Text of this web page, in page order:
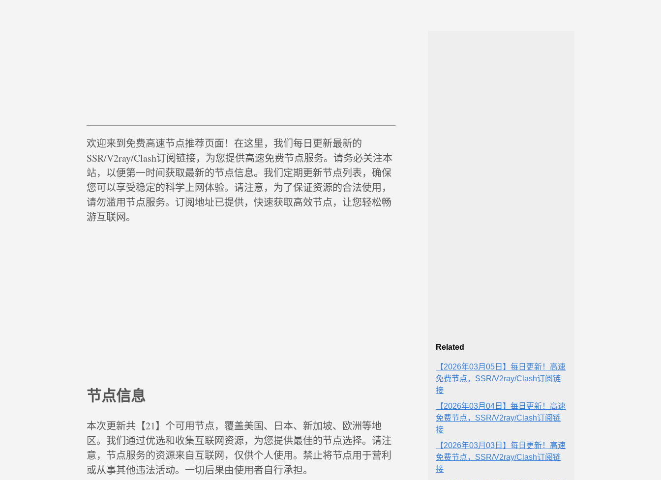
欢迎来到免费高速节点推荐页面！在这里，我们每日更新最新的
SSR/V2ray/Clash订阅链接，为您提供高速免费节点服务。请务必关注本
站，以便第一时间获取最新的节点信息。我们定期更新节点列表，确保
您可以享受稳定的科学上网体验。请注意，为了保证资源的合法使用，
请勿滥用节点服务。订阅地址已提供，快速获取高效节点，让您轻松畅
游互联网。
节点信息
本次更新共【21】个可用节点，覆盖美国、日本、新加坡、欧洲等地
区。我们通过优选和收集互联网资源，为您提供最佳的节点选择。请注
意，节点服务的资源来自互联网，仅供个人使用。禁止将节点用于营利
或从事其他违法活动。一切后果由使用者自行承担。
Related
【2026年03月05日】每日更新！高速
免费节点，SSR/V2ray/Clash订阅链
接
【2026年03月04日】每日更新！高速
免费节点，SSR/V2ray/Clash订阅链
接
【2026年03月03日】每日更新！高速
免费节点，SSR/V2ray/Clash订阅链
接